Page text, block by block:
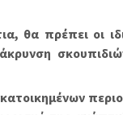
θα πρέπει οι